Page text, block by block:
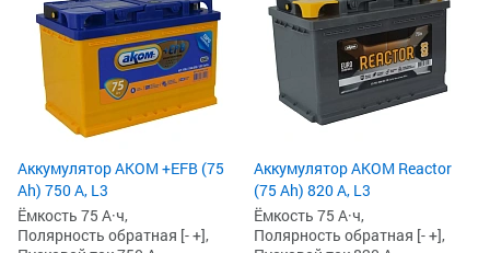
Аккумулятор AKOM +EFB (75
Ah) 750 А, L3
Ёмкость 75 А·ч,
Полярность обратная [- +],
Аккумулятор AKOM Reactor
(75 Ah) 820 А, L3
Ёмкость 75 А·ч,
Полярность обратная [- +],